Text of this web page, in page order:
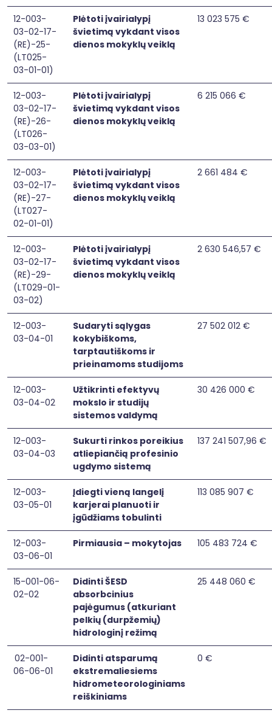
12-003-
03-02-17-
(RE)-25-
(LT025-
03-01-01)
Plėtoti įvairialypį
švietimą vykdant visos
dienos mokyklų veiklą
13 023 575 €
12-003-
03-02-17-
(RE)-26-
(LT026-
03-03-01)
Plėtoti įvairialypį
švietimą vykdant visos
dienos mokyklų veiklą
6 215 066 €
12-003-
03-02-17-
(RE)-27-
(LT027-
02-01-01)
Plėtoti įvairialypį
švietimą vykdant visos
dienos mokyklų veiklą
2 661 484 €
12-003-
03-02-17-
(RE)-29-
(LT029-01-
03-02)
Plėtoti įvairialypį
švietimą vykdant visos
dienos mokyklų veiklą
2 630 546,57 €
12-003-
03-04-01
Sudaryti sąlygas
kokybiškoms,
tarptautiškoms ir
prieinamoms studijoms
27 502 012 €
12-003-
03-04-02
Užtikrinti efektyvų
mokslo ir studijų
sistemos valdymą
30 426 000 €
12-003-
03-04-03
Sukurti rinkos poreikius
atliepiančią profesinio
ugdymo sistemą
137 241 507,96 €
12-003-
03-05-01
Įdiegti vieną langelį
karjerai planuoti ir
įgūdžiams tobulinti
113 085 907 €
12-003-
03-06-01
Pirmiausia – mokytojas 105 483 724 €
15-001-06-
02-02
Didinti ŠESD
absorbcinius
pajėgumus (atkuriant
pelkių (durpžemių)
hidrologinį režimą
25 448 060 €
02-001-
06-06-01
Didinti atsparumą
ekstremaliesiems
hidrometeorologiniams
reiškiniams
0 €